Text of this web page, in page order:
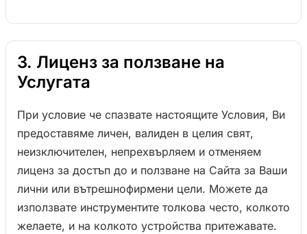
3. Лиценз за ползване на
Услугата
При условие че спазвате настоящите Условия, Ви
предоставяме личен, валиден в целия свят,
неизключителен, непрехвърляем и отменяем
лиценз за достъп до и ползване на Сайта за Ваши
лични или вътрешнофирмени цели. Можете да
използвате инструментите толкова често, колкото
желаете, и на колкото устройства притежавате.